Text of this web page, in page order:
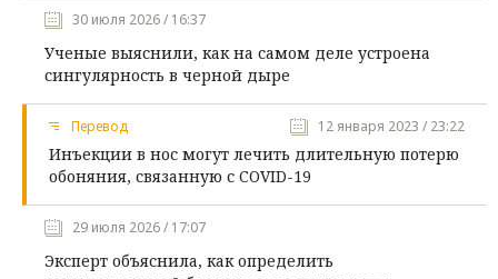
30 июля 2026 / 16:37
Ученые выяснили, как на самом деле устроена
сингулярность в черной дыре
Перевод 12 января 2023 / 23:22
Инъекции в нос могут лечить длительную потерю
обоняния, связанную с COVID-19
29 июля 2026 / 17:07
Эксперт объяснила, как определить